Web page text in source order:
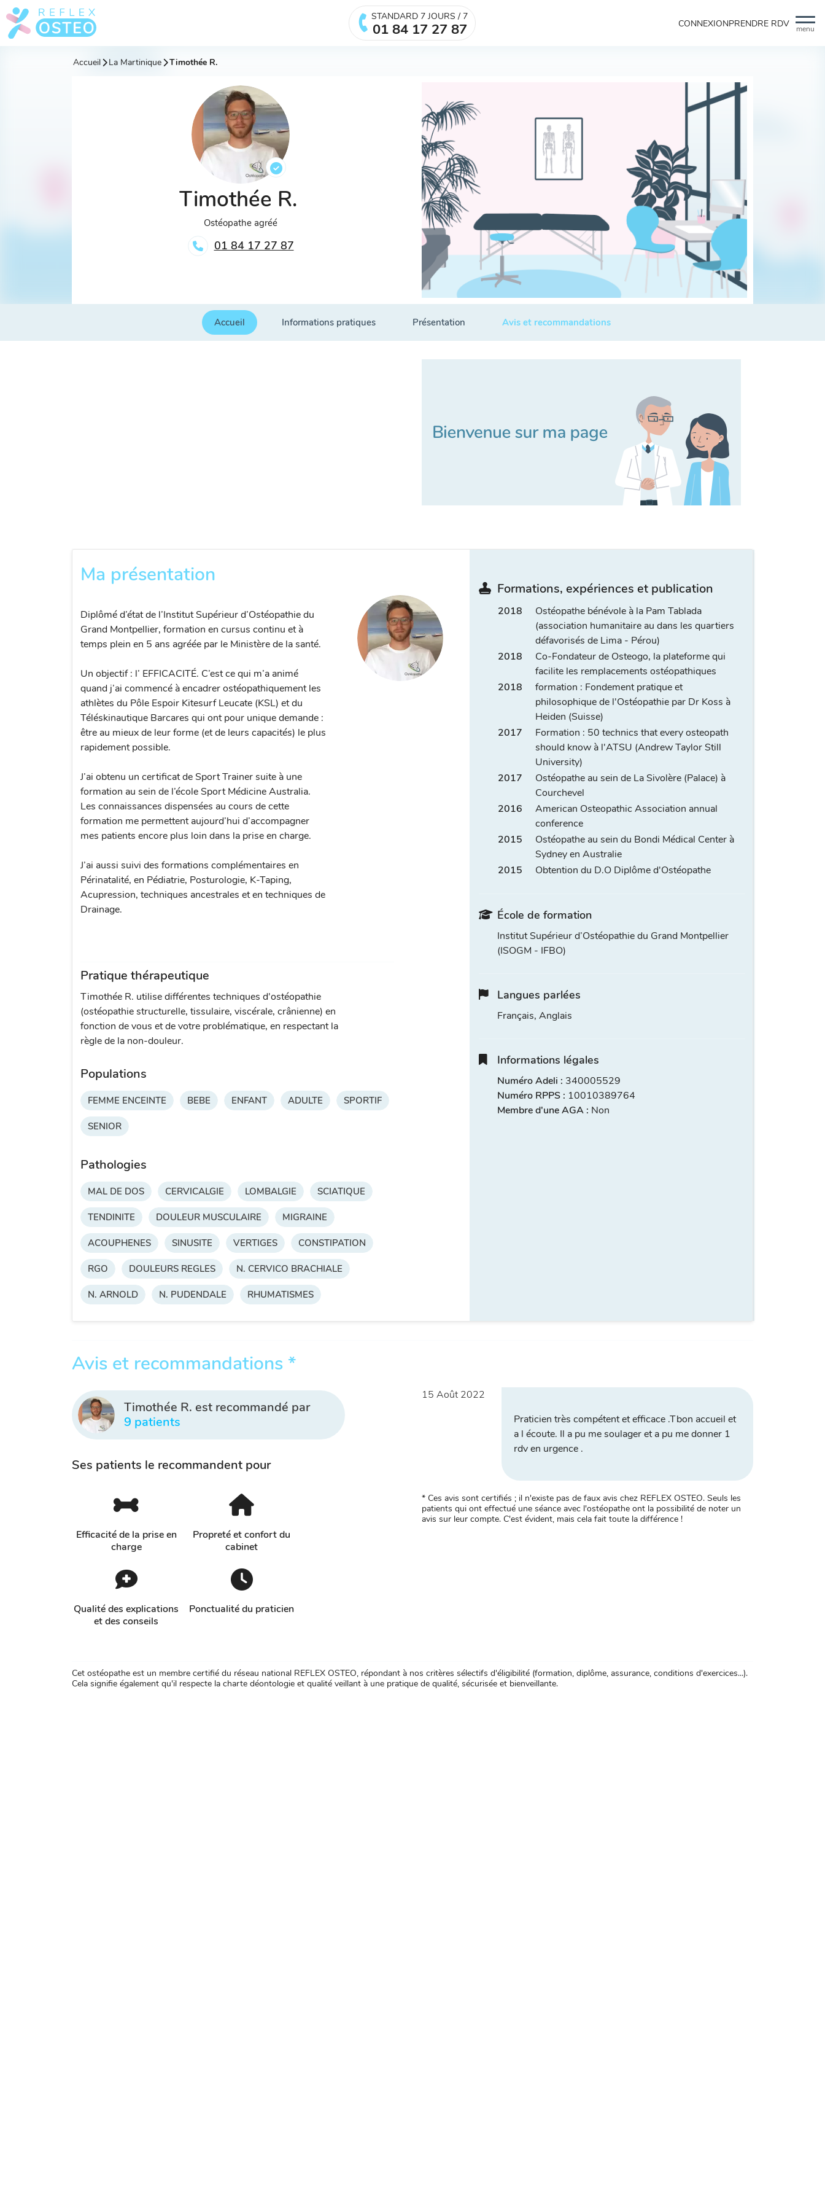
menu
STANDARD 7 JOURS / 7
01 84 17 27 87 CONNEXIONPRENDRE RDV
Accueil La Martinique Timothée R.
Timothée R.
Ostéopathe agréé
01 84 17 27 87
Accueil Informations pratiques Présentation Avis et recommandations
Ma présentation
Diplômé d’état de l’Institut Supérieur d’Ostéopathie du
Grand Montpellier, formation en cursus continu et à
temps plein en 5 ans agréée par le Ministère de la santé.
Un objectif : l’ EFFICACITÉ. C’est ce qui m’a animé
quand j’ai commencé à encadrer ostéopathiquement les
athlètes du Pôle Espoir Kitesurf Leucate (KSL) et du
Téléskinautique Barcares qui ont pour unique demande :
être au mieux de leur forme (et de leurs capacités) le plus
rapidement possible.
J’ai obtenu un certificat de Sport Trainer suite à une
formation au sein de l’école Sport Médicine Australia.
Les connaissances dispensées au cours de cette
formation me permettent aujourd’hui d’accompagner
mes patients encore plus loin dans la prise en charge.
J’ai aussi suivi des formations complémentaires en
Périnatalité, en Pédiatrie, Posturologie, K-Taping,
Acupression, techniques ancestrales et en techniques de
Drainage.
Pratique thérapeutique
Timothée R. utilise différentes techniques d'ostéopathie
(ostéopathie structurelle, tissulaire, viscérale, crânienne) en
fonction de vous et de votre problématique, en respectant la
règle de la non-douleur.
Populations
FEMME ENCEINTE BEBE ENFANT ADULTE SPORTIF
SENIOR
Pathologies
MAL DE DOS CERVICALGIE LOMBALGIE SCIATIQUE
TENDINITE DOULEUR MUSCULAIRE MIGRAINE
ACOUPHENES SINUSITE VERTIGES CONSTIPATION
RGO DOULEURS REGLES N. CERVICO BRACHIALE
N. ARNOLD N. PUDENDALE RHUMATISMES
Formations, expériences et publication
2018
Ostéopathe bénévole à la Pam Tablada
(association humanitaire au dans les quartiers
défavorisés de Lima - Pérou)
2018
Co-Fondateur de Osteogo, la plateforme qui
facilite les remplacements ostéopathiques
2018
formation : Fondement pratique et
philosophique de l'Ostéopathie par Dr Koss à
Heiden (Suisse)
2017
Formation : 50 technics that every osteopath
should know à l'ATSU (Andrew Taylor Still
University)
2017
Ostéopathe au sein de La Sivolère (Palace) à
Courchevel
2016
American Osteopathic Association annual
conference
2015
Ostéopathe au sein du Bondi Médical Center à
Sydney en Australie
2015
Obtention du D.O Diplôme d'Ostéopathe
École de formation
Institut Supérieur d’Ostéopathie du Grand Montpellier
(ISOGM - IFBO)
Langues parlées
Français, Anglais
Informations légales
Numéro Adeli : 340005529
Numéro RPPS : 10010389764
Membre d'une AGA : Non
Avis et recommandations *
Timothée R. est recommandé par
9 patients
Ses patients le recommandent pour
Efficacité de la prise en
charge
Propreté et confort du
cabinet
Qualité des explications
et des conseils
Ponctualité du praticien
15 Août 2022
Praticien très compétent et efficace .Tbon accueil et
a l écoute. Il a pu me soulager et a pu me donner 1
rdv en urgence .
* Ces avis sont certifiés ; il n'existe pas de faux avis chez REFLEX OSTEO. Seuls les
patients qui ont effectué une séance avec l'ostéopathe ont la possibilité de noter un
avis sur leur compte. C'est évident, mais cela fait toute la différence !
Cet ostéopathe est un membre certifié du réseau national REFLEX OSTEO, répondant à nos critères sélectifs d'éligibilité (formation, diplôme, assurance, conditions d'exercices...).
Cela signifie également qu'il respecte la charte déontologie et qualité veillant à une pratique de qualité, sécurisée et bienveillante.